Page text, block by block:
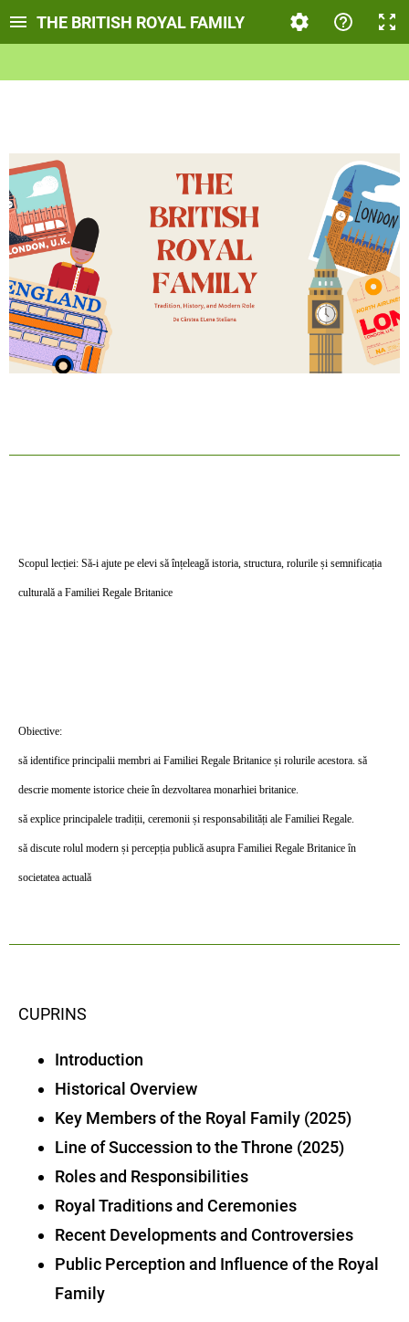
THE BRITISH ROYAL FAMILY
Scopul lecției: Să-i ajute pe elevi să înțeleagă istoria, structura, rolurile și semnificația
culturală a Familiei Regale Britanice
Obiective:
să identifice principalii membri ai Familiei Regale Britanice și rolurile acestora. să
descrie momente istorice cheie în dezvoltarea monarhiei britanice.
să explice principalele tradiții, ceremonii și responsabilități ale Familiei Regale.
să discute rolul modern și percepția publică asupra Familiei Regale Britanice în
societatea actuală
CUPRINS
Introduction
Historical Overview
Key Members of the Royal Family (2025)
Line of Succession to the Throne (2025)
Roles and Responsibilities
Royal Traditions and Ceremonies
Recent Developments and Controversies
Public Perception and Influence of the Royal
Family